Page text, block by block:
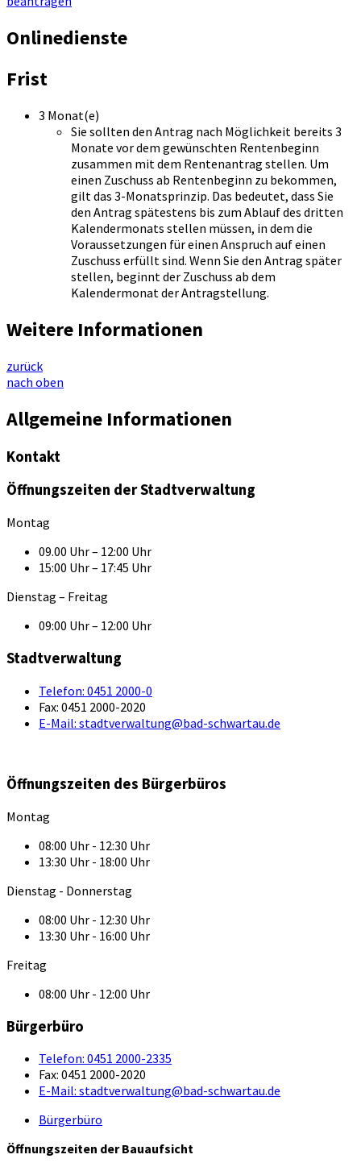
Onlinedienste
Frist
3 Monat(e)
Sie sollten den Antrag nach Möglichkeit bereits 3
Monate vor dem gewünschten Rentenbeginn
zusammen mit dem Rentenantrag stellen. Um
einen Zuschuss ab Rentenbeginn zu bekommen,
gilt das 3-Monatsprinzip. Das bedeutet, dass Sie
den Antrag spätestens bis zum Ablauf des dritten
Kalendermonats stellen müssen, in dem die
Voraussetzungen für einen Anspruch auf einen
Zuschuss erfüllt sind. Wenn Sie den Antrag später
stellen, beginnt der Zuschuss ab dem
Kalendermonat der Antragstellung.
Weitere Informationen
zurück
nach oben
Allgemeine Informationen
Kontakt
Öffnungszeiten der Stadtverwaltung
Montag
09.00 Uhr – 12:00 Uhr
15:00 Uhr – 17:45 Uhr
Dienstag – Freitag
09:00 Uhr – 12:00 Uhr
Stadtverwaltung
Telefon: 0451 2000-0
Fax: 0451 2000-2020
E-Mail: stadtverwaltung@bad-schwartau.de
Öffnungszeiten des Bürgerbüros
Montag
08:00 Uhr - 12:30 Uhr
13:30 Uhr - 18:00 Uhr
Dienstag - Donnerstag
08:00 Uhr - 12:30 Uhr
13:30 Uhr - 16:00 Uhr
Freitag
08:00 Uhr - 12:00 Uhr
Bürgerbüro
Telefon: 0451 2000-2335
Fax: 0451 2000-2020
E-Mail: stadtverwaltung@bad-schwartau.de
Bürgerbüro
Öffnungszeiten der Bauaufsicht